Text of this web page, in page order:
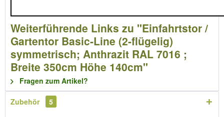
Weiterführende Links zu "Einfahrtstor /
Gartentor Basic-Line (2-flügelig)
symmetrisch; Anthrazit RAL 7016 ;
Breite 350cm Höhe 140cm"
Fragen zum Artikel?
Zubehör 5